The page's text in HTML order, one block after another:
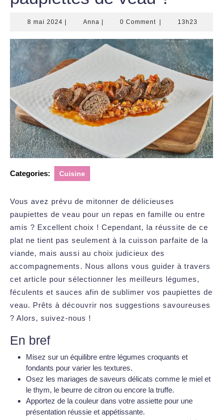
8 mai 2024 8
2024
Anna Anna 0 Comment 13h23
Categories: Cuisine
Vous avez prévu de mitonner de délicieuses
paupiettes de veau pour un repas en famille ou entre
amis ? Excellent choix ! Cependant, la réussite de ce
plat ne tient pas seulement à la cuisson parfaite de la
viande, mais aussi au choix judicieux des
accompagnements. Nous allons vous guider à travers
cet article pour sélectionner les meilleurs légumes,
féculents et sauces afin de sublimer vos paupiettes de
veau. Prêts à découvrir nos suggestions savoureuses
? Alors, suivez-nous !
En bref
Misez sur un équilibre entre légumes croquants et
fondants pour varier les textures.
Osez les mariages de saveurs délicats comme le miel et
le thym, le beurre de citron ou encore la truffe.
Apportez de la couleur dans votre assiette pour une
présentation réussie et appétissante.